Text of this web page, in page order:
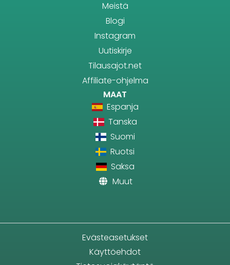
Meistä
Blogi
Instagram
Uutiskirje
Tilausajot.net
Affiliate-ohjelma
MAAT
Espanja
Tanska
Suomi
Ruotsi
Saksa
Muut
Evästeasetukset
Käyttöehdot